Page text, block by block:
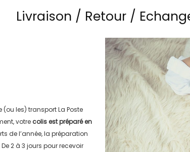
Livraison / Retour /
(ou les) transportLa Poste
votre colis est préparé en
de l’année, la préparation
De 2 à 3 jours pour recevoir